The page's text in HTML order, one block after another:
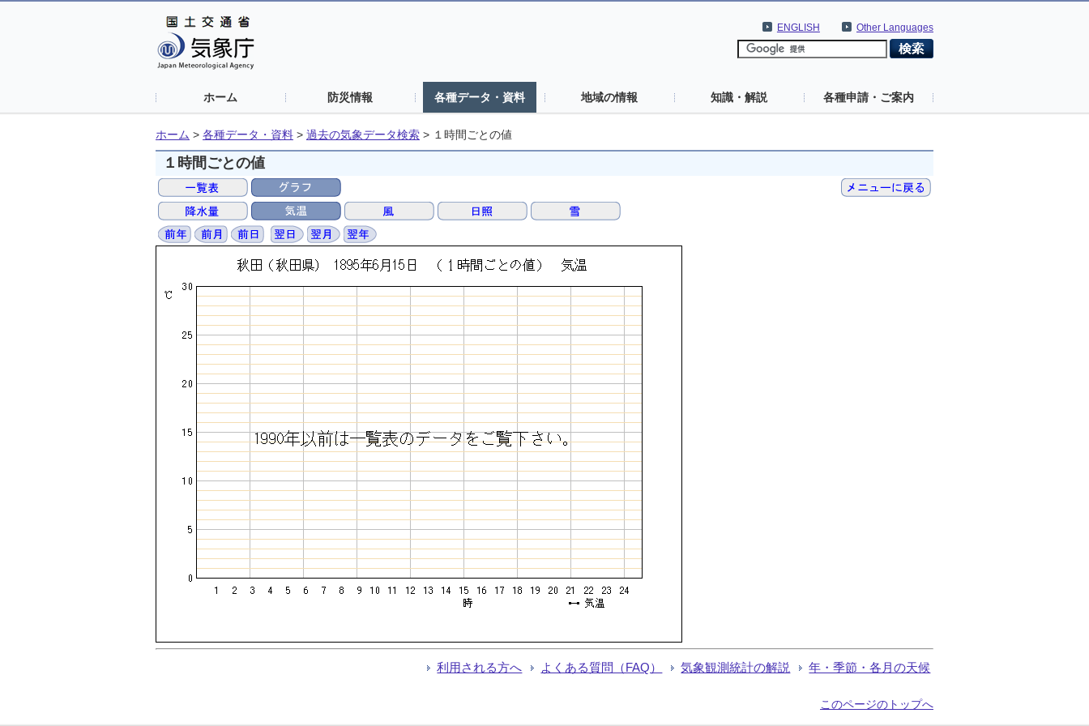
Other Languages
ENGLISH
ホーム 防災情報 各種データ・資料 地域の情報 知識・解説 各種申請・ご案内
ホーム > 各種データ・資料 > 過去の気象データ検索 > １時間ごとの値
１時間ごとの値
利用される方へ よくある質問（FAQ） 気象観測統計の解説 年・季節・各月の天候
このページのトップへ